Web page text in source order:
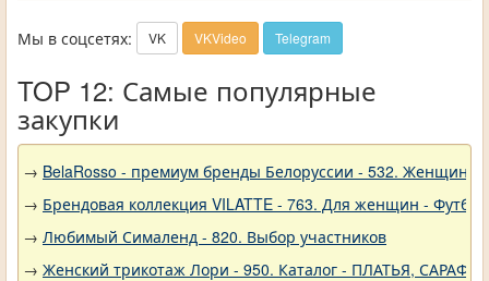
Мы в соцсетях: VK VKVideo Telegram
TOP 12: Самые популярные
закупки
→ BelaRosso - премиум бренды Белоруссии - 532.
→ Брендовая коллекция VILATTE - 763. Для женщин -
→ Любимый Сималенд - 820. Выбор участников
→ Женский трикотаж Лори - 950. Каталог - ПЛАТЬЯ,